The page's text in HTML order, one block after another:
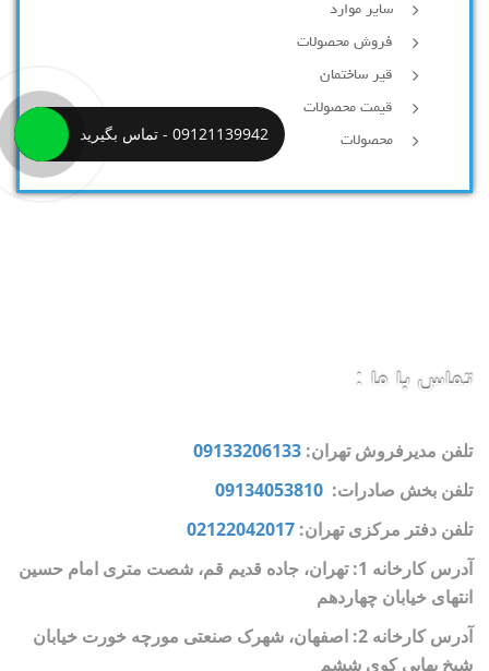
سایر موارد
فروش محصولات
قیر ساختمان
قیمت محصولات
محصولات
تماس با ما :
تلفن مدیرفروش تهران: 09133206133
تلفن بخش صادرات: 09134053810
تلفن دفتر مرکزی تهران: 02122042017
آدرس کارخانه 1: تهران، جاده قدیم قم، شصت متری امام حسین
انتهای خیابان چهاردهم
آدرس کارخانه 2: اصفهان، شهرک صنعتی مورچه خورت خیابان
شیخ بهایی کوی ششم
09121139942 - تماس بگیرید